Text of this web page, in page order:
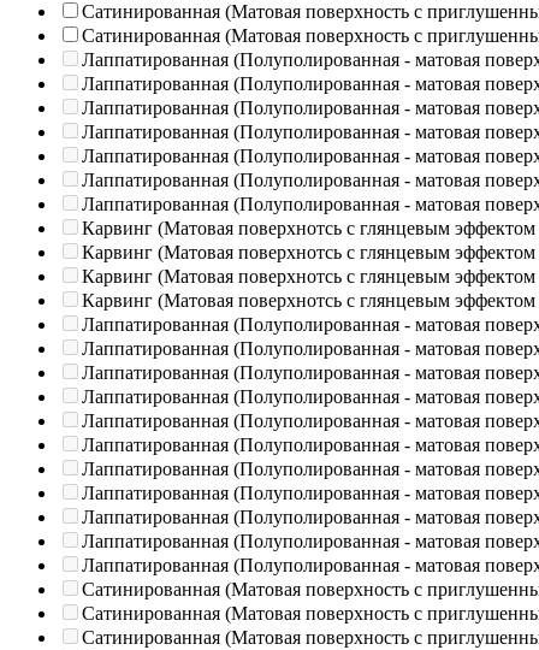
Сатинированная (Матовая поверхность с
Сатинированная (Матовая поверхность с
Лаппатированная (Полуполированная - матовая
Лаппатированная (Полуполированная - матовая
Лаппатированная (Полуполированная - матовая
Лаппатированная (Полуполированная - матовая
Лаппатированная (Полуполированная - матовая
Лаппатированная (Полуполированная - матовая
Лаппатированная (Полуполированная - матовая
Карвинг (Матовая поверхнотсь с глянцевым эффектом
Карвинг (Матовая поверхнотсь с глянцевым эффектом
Карвинг (Матовая поверхнотсь с глянцевым эффектом
Карвинг (Матовая поверхнотсь с глянцевым эффектом
Лаппатированная (Полуполированная - матовая
Лаппатированная (Полуполированная - матовая
Лаппатированная (Полуполированная - матовая
Лаппатированная (Полуполированная - матовая
Лаппатированная (Полуполированная - матовая
Лаппатированная (Полуполированная - матовая
Лаппатированная (Полуполированная - матовая
Лаппатированная (Полуполированная - матовая
Лаппатированная (Полуполированная - матовая
Лаппатированная (Полуполированная - матовая
Лаппатированная (Полуполированная - матовая
Сатинированная (Матовая поверхность с
Сатинированная (Матовая поверхность с
Сатинированная (Матовая поверхность с